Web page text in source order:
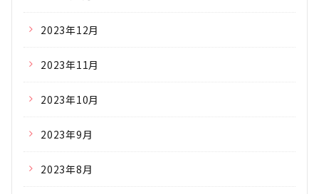
2023年12月
2023年11月
2023年10月
2023年9月
2023年8月